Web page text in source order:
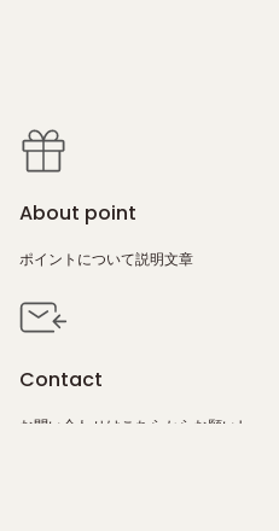
About point
ポイントについて説明文章
Contact
お問い合わせは こちら からお願いし